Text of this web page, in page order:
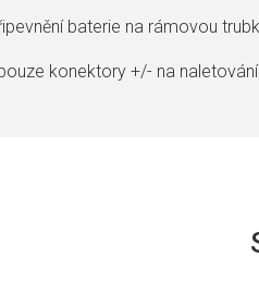
baterie na rámovou
konektory +/- na